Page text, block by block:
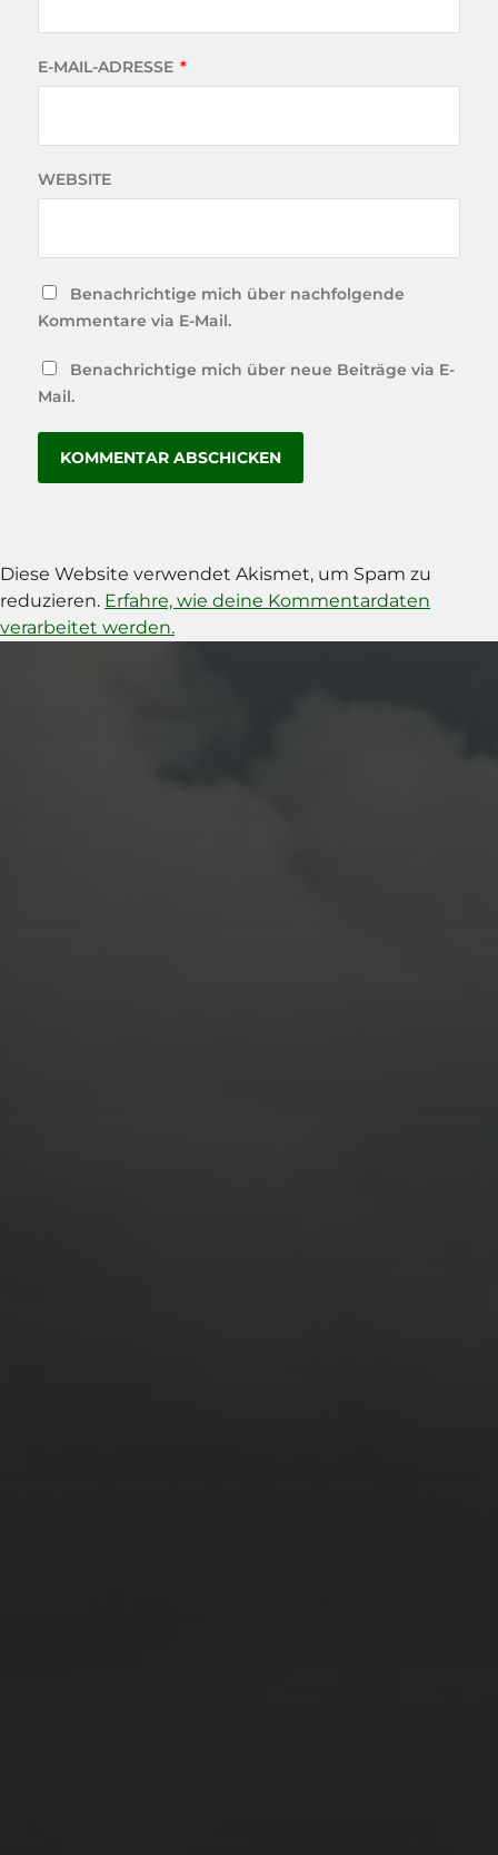
E-MAIL-ADRESSE *
WEBSITE
Benachrichtige mich über nachfolgende
Kommentare via E-Mail.
Benachrichtige mich über neue Beiträge via E-
Mail.
Diese Website verwendet Akismet, um Spam zu
reduzieren. Erfahre, wie deine Kommentardaten
verarbeitet werden.